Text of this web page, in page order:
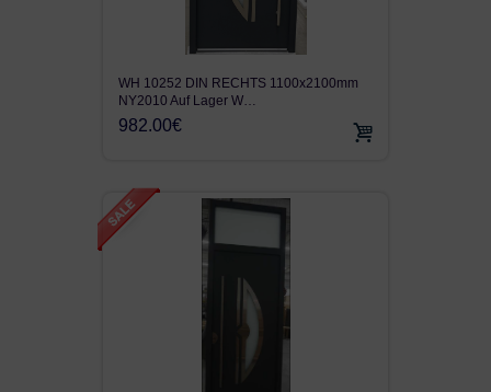
WH 10252 DIN RECHTS 1100x2100mm
NY2010 Auf Lager W…
982.00€